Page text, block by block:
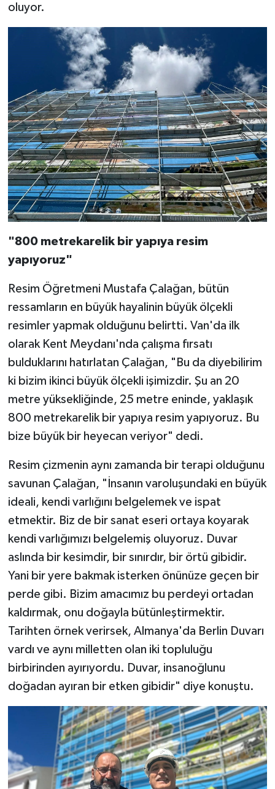
oluyor.
"800 metrekarelik bir yapıya resim
yapıyoruz"
Resim Öğretmeni Mustafa Çalağan, bütün
ressamların en büyük hayalinin büyük ölçekli
resimler yapmak olduğunu belirtti. Van'da ilk
olarak Kent Meydanı'nda çalışma fırsatı
bulduklarını hatırlatan Çalağan, "Bu da diyebilirim
ki bizim ikinci büyük ölçekli işimizdir. Şu an 20
metre yüksekliğinde, 25 metre eninde, yaklaşık
800 metrekarelik bir yapıya resim yapıyoruz. Bu
bize büyük bir heyecan veriyor" dedi.
Resim çizmenin aynı zamanda bir terapi olduğunu
savunan Çalağan, "İnsanın varoluşundaki en büyük
ideali, kendi varlığını belgelemek ve ispat
etmektir. Biz de bir sanat eseri ortaya koyarak
kendi varlığımızı belgelemiş oluyoruz. Duvar
aslında bir kesimdir, bir sınırdır, bir örtü gibidir.
Yani bir yere bakmak isterken önünüze geçen bir
perde gibi. Bizim amacımız bu perdeyi ortadan
kaldırmak, onu doğayla bütünleştirmektir.
Tarihten örnek verirsek, Almanya'da Berlin Duvarı
vardı ve aynı milletten olan iki topluluğu
birbirinden ayırıyordu. Duvar, insanoğlunu
doğadan ayıran bir etken gibidir" diye konuştu.